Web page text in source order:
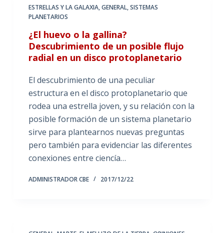
ESTRELLAS Y LA GALAXIA,GENERAL,SISTEMAS
PLANETARIOS
¿El huevo o la gallina?
Descubrimiento de un posible flujo
radial en un disco protoplanetario
El descubrimiento de una peculiar
estructura en el disco protoplanetario que
rodea una estrella joven, y su relación con la
posible formación de un sistema planetario
sirve para plantearnos nuevas preguntas
pero también para evidenciar las diferentes
conexiones entre ciencía…
ADMINISTRADOR CBE 2017/12/22